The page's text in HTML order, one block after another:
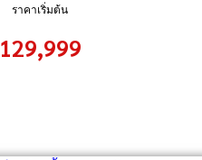
ราคาเริ่มต้น
129,999